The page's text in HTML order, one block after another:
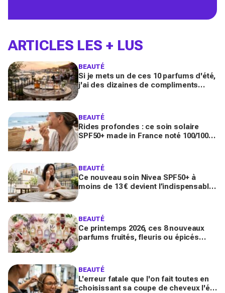
ARTICLES LES + LUS
BEAUTÉ
Si je mets un de ces 10 parfums d'été,
j'ai des dizaines de compliments
BEAUTÉ
Rides profondes : ce soin solaire
SPF50+ made in France noté 100/100
BEAUTÉ
Ce nouveau soin Nivea SPF50+ à
moins de 13 € devient l’indispensable
BEAUTÉ
Ce printemps 2026, ces 8 nouveaux
parfums fruités, fleuris ou épicés
BEAUTÉ
L'erreur fatale que l'on fait toutes en
choisissant sa coupe de cheveux l'été